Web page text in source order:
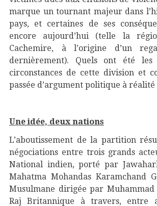
marque un tournant majeur dans
pays, et certaines de ses
encore aujourd’hui (telle la
Cachemire, à l’origine d’un
dernièrement). Quels ont été
circonstances de cette division et
passée d’argument politique à réalité
Une idée, deux nations
L’aboutissement de la partition
négociations entre trois grands
National indien, porté par
Mahatma Mohandas Karamchand
Musulmane dirigée par
Raj Britannique à travers, entre